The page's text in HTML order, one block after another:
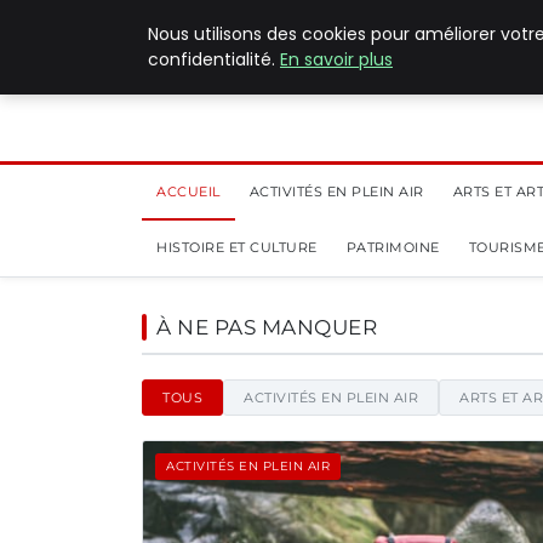
ACCUEIL ACTIVITÉS EN PLEIN AIR ARTS ET
HISTOIRE ET CULTURE PATRIMOINE
Pilat Patrimoines -
À NE PAS MANQUER
TOUS ACTIVITÉS EN PLEIN AIR ARTS ET
ACTIVITÉS EN PLEIN AIR
Nous utilisons des cookies pour améliorer
confidentialité. En savoir plus